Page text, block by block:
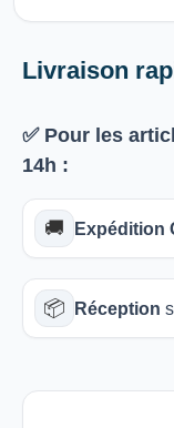
Livraison
✅ Pour les
14h :
🚚 Expédition
📦 Réception